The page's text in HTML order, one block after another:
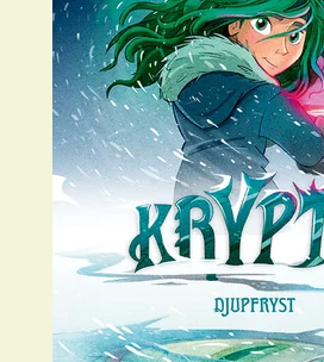
Vinnare
FAQ
För bibliotek